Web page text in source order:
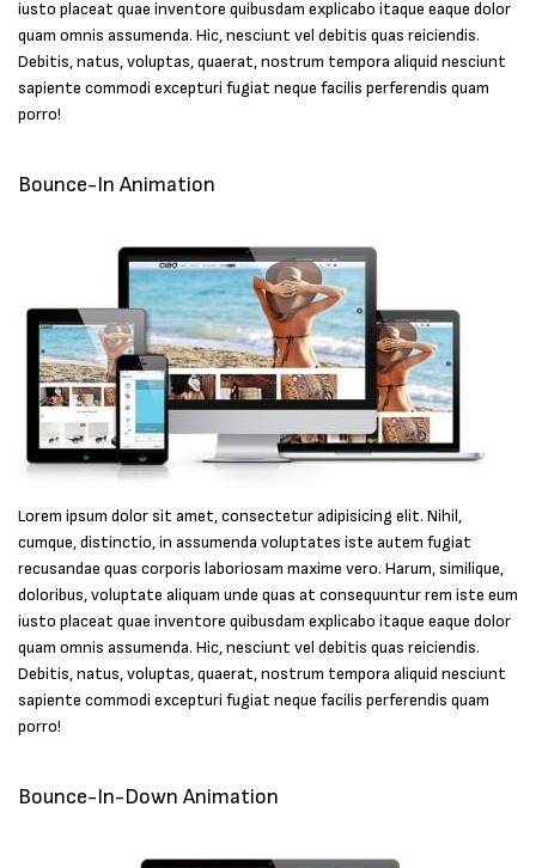
iusto placeat quae inventore quibusdam explicabo itaque eaque dolor
quam omnis assumenda. Hic, nesciunt vel debitis quas reiciendis.
Debitis, natus, voluptas, quaerat, nostrum tempora aliquid nesciunt
sapiente commodi excepturi fugiat neque facilis perferendis quam
porro!
Bounce-In Animation
Lorem ipsum dolor sit amet, consectetur adipisicing elit. Nihil,
cumque, distinctio, in assumenda voluptates iste autem fugiat
recusandae quas corporis laboriosam maxime vero. Harum, similique,
doloribus, voluptate aliquam unde quas at consequuntur rem iste eum
iusto placeat quae inventore quibusdam explicabo itaque eaque dolor
quam omnis assumenda. Hic, nesciunt vel debitis quas reiciendis.
Debitis, natus, voluptas, quaerat, nostrum tempora aliquid nesciunt
sapiente commodi excepturi fugiat neque facilis perferendis quam
porro!
Bounce-In-Down Animation